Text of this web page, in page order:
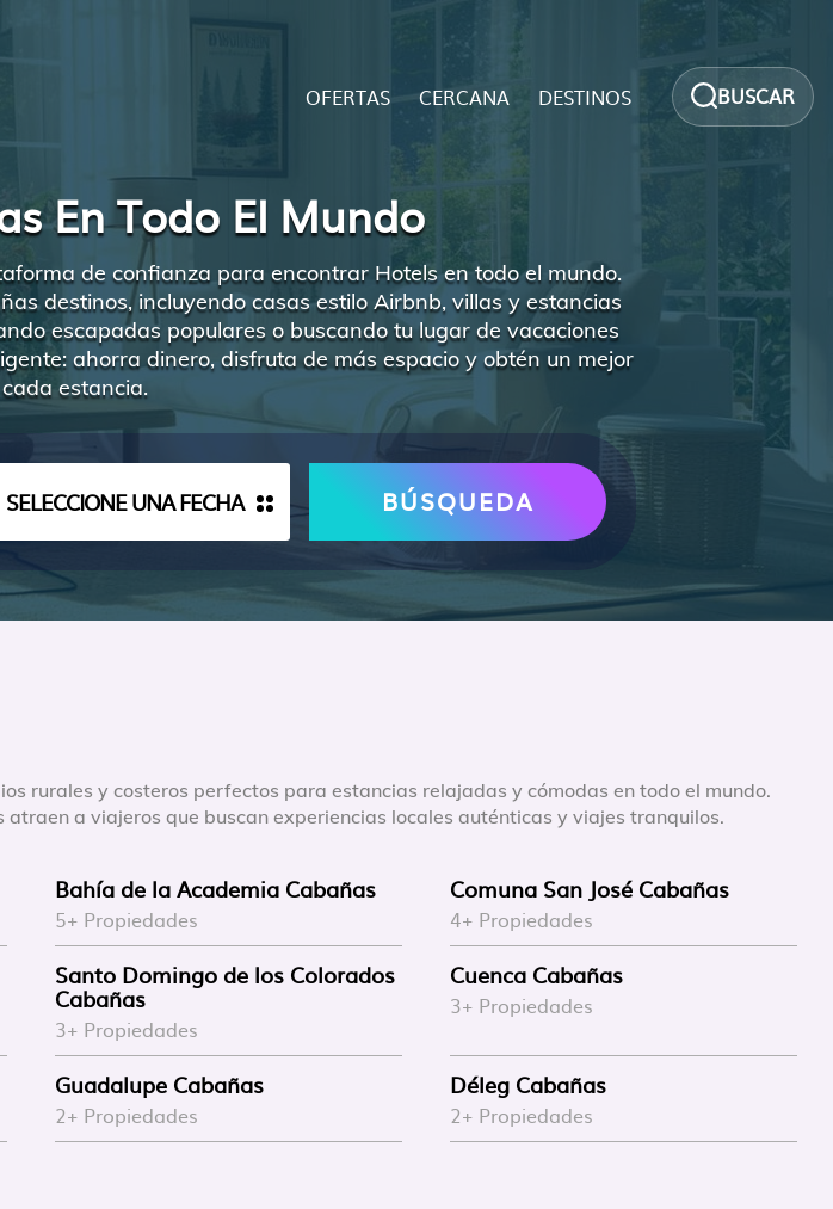
OFERTAS CERCANA DESTINOS BUSCAR
En Todo El Mundo
de confianza para encontrar Hotels en todo el mundo.
destinos, incluyendo casas estilo Airbnb, villas y estancias
escapadas populares o buscando tu lugar de vacaciones
ahorra dinero, disfruta de más espacio y obtén un mejor
estancia.
BÚSQUEDA
rurales y costeros perfectos para estancias relajadas y cómodas en todo el mundo.
a viajeros que buscan experiencias locales auténticas y viajes tranquilos.
Bahía de la Academia Cabañas
5+ Propiedades
Comuna San José Cabañas
4+ Propiedades
Santo Domingo de los Colorados
Cabañas
3+ Propiedades
Cuenca Cabañas
3+ Propiedades
Guadalupe Cabañas
2+ Propiedades
Déleg Cabañas
2+ Propiedades